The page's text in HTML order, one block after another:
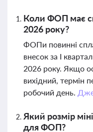
Коли ФОП має
2026 року?
ФОПи повинні
внесок за І
2026 року. Якщо
вихідний, термін
робочий день.
Який розмір
для ФОП?